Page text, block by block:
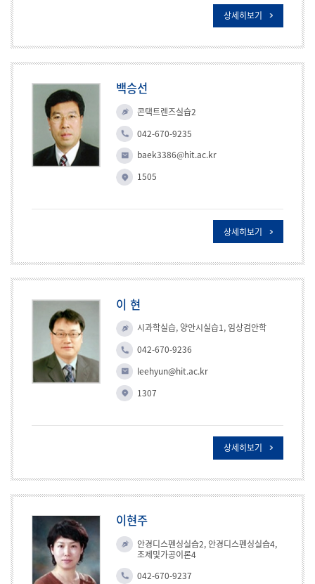
상세히보기
백승선
콘택트렌즈실습2
042-670-9235
baek3386@hit.ac.kr
1505
상세히보기
이 현
시과학실습, 양안시실습1, 임상검안학
042-670-9236
leehyun@hit.ac.kr
1307
상세히보기
이현주
안경디스펜싱실습2, 안경디스펜싱실습4,
조제및가공이론4
042-670-9237